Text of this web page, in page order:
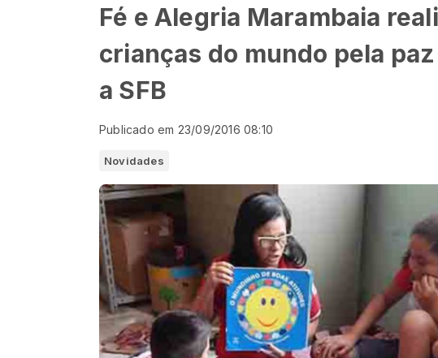
Fé e Alegria Marambaia
crianças do mundo pela
a SFB
Publicado em 23/09/2016 08:10
Novidades